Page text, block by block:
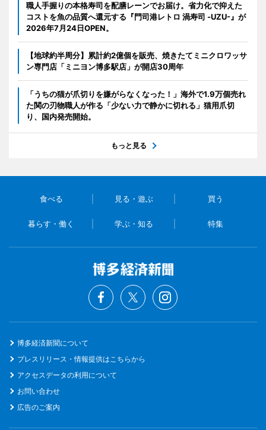
職人手握りの本格寿司を配膳レーンでお届け。省力化で抑えた
コストを魚の品質へ還元する『門司港レトロ 渦寿司 -UZU-』が
2026年7月24日OPEN。
【地球約半周分】累計約2億個を販売、焼きたてミニクロワッサ
ン専門店「ミニヨン博多駅店」が開店30周年
「うちの猫が爪切りを嫌がらなくなった！」海外で1.9万個売れ
た関の刃物職人が作る「少ない力で静かに切れる」猫用爪切
り、国内発売開始。
もっと見る
食べる 見る・遊ぶ 買う
暮らす・働く 学ぶ・知る 特集
博多経済新聞について
プレスリリース・情報提供はこちらから
アクセスデータの利用について
お問い合わせ
広告のご案内